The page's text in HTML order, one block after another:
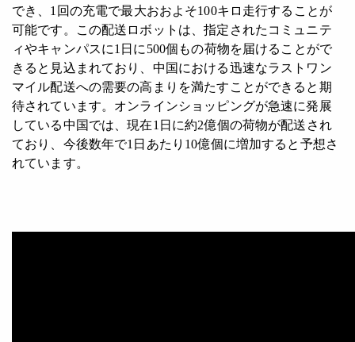
でき、1回の充電で最大おおよそ100キロ走行することが
可能です。この配送ロボットは、指定されたコミュニテ
ィやキャンパスに1日に500個もの荷物を届けることがで
きると見込まれており、中国における迅速なラストワン
マイル配送への需要の高まりを満たすことができると期
待されています。オンラインショッピングが急速に発展
している中国では、現在1日に約2億個の荷物が配送され
ており、今後数年で1日あたり10億個に増加すると予想さ
れています。